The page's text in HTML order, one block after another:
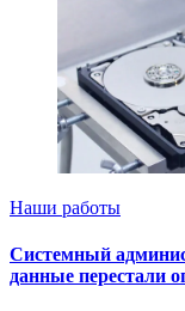
Наши работы
Системный
данные перестали